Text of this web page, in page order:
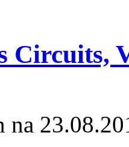
Circuits,
na